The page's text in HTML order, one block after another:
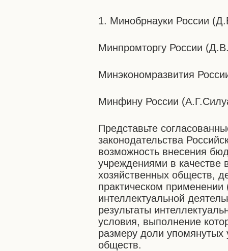
1. Минобрнауки России
Минпромторгу России
Минэкономразвития
Минфину России
Представьте
законодательства
возможность внесения
учреждениями в качестве
хозяйственных обществ,
практическом применении
интеллектуальной
результаты
условия, выполнение
размеру доли упомянутых
обществ.